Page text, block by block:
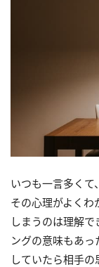
いつも一言多くて
その心理がよく
しまうのは理解
ングの意味もあ
していたら相手の